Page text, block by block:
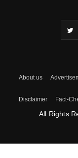
About us
Disclaimer Fact-
All Rights